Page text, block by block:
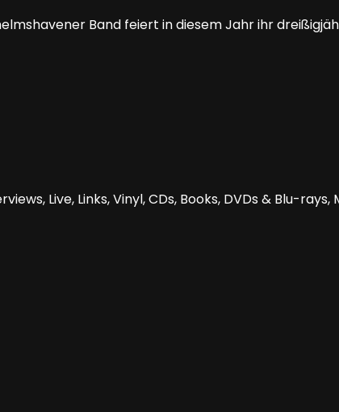
Band feiert in diesem Jahr ihr
Live, Links, Vinyl, CDs, Books, DVDs & Blu-rays,